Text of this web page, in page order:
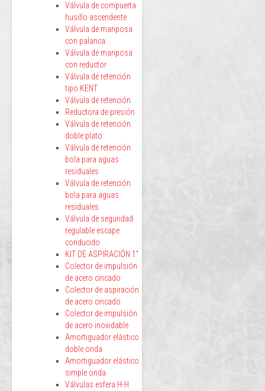
Válvula de compuerta
husillo ascendente
Válvula de mariposa
con palanca
Válvula de mariposa
con reductor
Válvula de retención
tipo KENT
Válvula de retención
Reductora de presión
Válvula de retención
doble plato
Válvula de retención
bola para aguas
residuales
Válvula de retención
bola para aguas
residuales
Válvula de seguridad
regulable escape
conducido
KIT DE ASPIRACIÓN 1”
Colector de impulsión
de acero cincado
Colector de aspiración
de acero cincado
Colector de impulsión
de acero inoxidable
Amortiguador elástico
doble onda
Amortiguador elástico
simple onda
Válvulas esfera H-H